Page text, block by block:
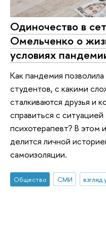
Одиночество в
Омельченко о
условиях
Как пандемия
студентов, с какими
сталкиваются друзья и
справиться с
психотерапевт? В
делится личной
самоизоляции.
Общество СМИ взгляд